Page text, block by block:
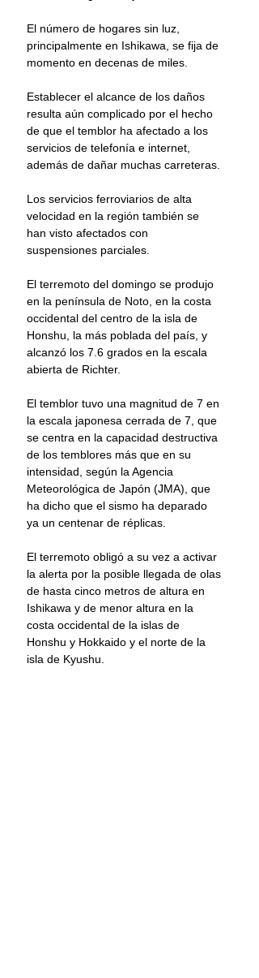
El número de hogares sin luz,
principalmente en Ishikawa, se fija de
momento en decenas de miles.
Establecer el alcance de los daños
resulta aún complicado por el hecho
de que el temblor ha afectado a los
servicios de telefonía e internet,
además de dañar muchas carreteras.
Los servicios ferroviarios de alta
velocidad en la región también se
han visto afectados con
suspensiones parciales.
El terremoto del domingo se produjo
en la península de Noto, en la costa
occidental del centro de la isla de
Honshu, la más poblada del país, y
alcanzó los 7.6 grados en la escala
abierta de Richter.
El temblor tuvo una magnitud de 7 en
la escala japonesa cerrada de 7, que
se centra en la capacidad destructiva
de los temblores más que en su
intensidad, según la Agencia
Meteorológica de Japón (JMA), que
ha dicho que el sismo ha deparado
ya un centenar de réplicas.
El terremoto obligó a su vez a activar
la alerta por la posible llegada de olas
de hasta cinco metros de altura en
Ishikawa y de menor altura en la
costa occidental de la islas de
Honshu y Hokkaido y el norte de la
isla de Kyushu.